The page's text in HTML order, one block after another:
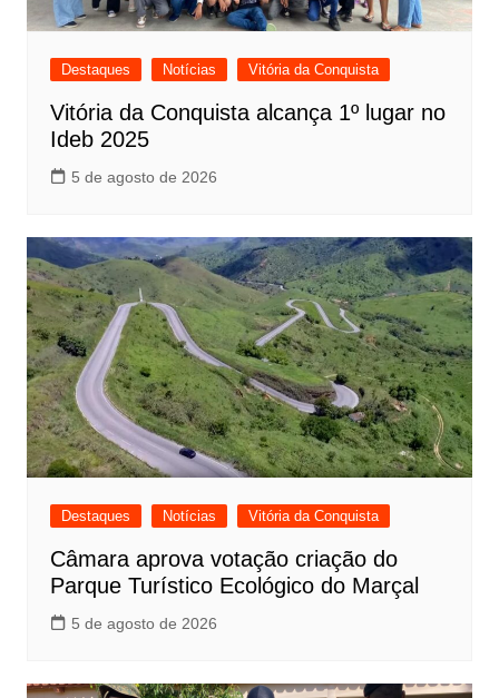
Destaques Notícias Vitória da Conquista
Vitória da Conquista alcança 1º lugar no
Ideb 2025
5 de agosto de 2026
Destaques Notícias Vitória da Conquista
Câmara aprova votação criação do
Parque Turístico Ecológico do Marçal
5 de agosto de 2026